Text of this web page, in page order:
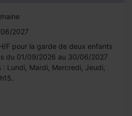
2027
F pour la garde de deux enfants
du 01/09/2026 au 30/06/2027
Lundi, Mardi, Mercredi, Jeudi,